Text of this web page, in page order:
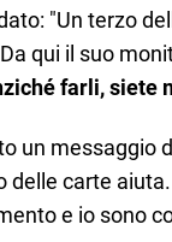
"Un terzo
qui il suo
farli, siete
un messaggio
carte
e io sono